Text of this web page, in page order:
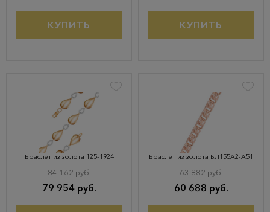
КУПИТЬ КУПИТЬ
Браслет из золота 125-1924
79 954 руб.
84 162 руб.
Браслет из золота БЛ155А2-А51
60 688 руб.
63 882 руб.